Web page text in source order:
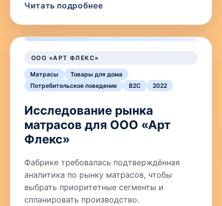
Читать подробнее
ООО «АРТ ФЛЕКС»
Матрасы
Товары для дома
Потребительское поведение
B2C 2022
Исследование рынка
матрасов для ООО «Арт
Флекс»
Фабрике требовалась подтверждённая
аналитика по рынку матрасов, чтобы
выбрать приоритетные сегменты и
спланировать производство.